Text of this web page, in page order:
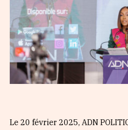
Le 20 février 2025, ADN